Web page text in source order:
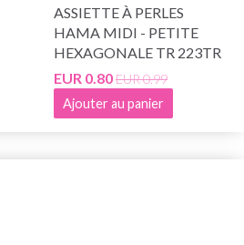
ASSIETTE À PERLES
HAMA MIDI - PETITE
HEXAGONALE TR 223TR
EUR 0.80EUR 0.99
Ajouter au panier